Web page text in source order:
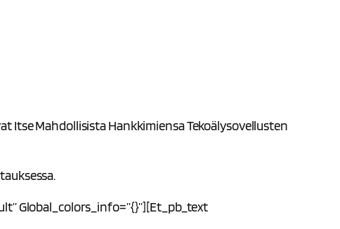
Itse Mahdollisista Hankkimiensa Tekoälysovellusten
Global_colors_info=”{}”][et_pb_text